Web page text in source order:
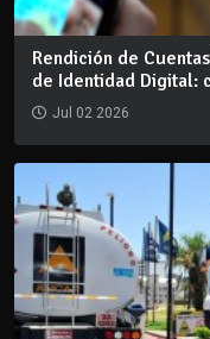
Rendición de
de Identidad Digital:
Jul 02 2026